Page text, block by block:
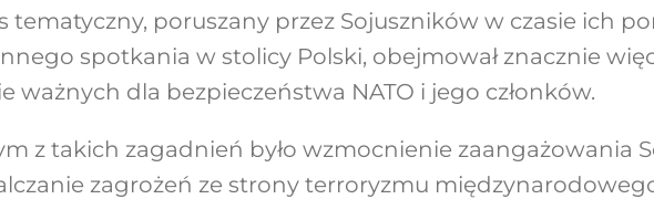
tematyczny, poruszany przez Sojuszników w czasie ich
spotkania w stolicy Polski, obejmował znacznie
ważnych dla bezpieczeństwa NATO i jego członków.
z takich zagadnień było wzmocnienie zaangażowania
zagrożeń ze strony terroryzmu